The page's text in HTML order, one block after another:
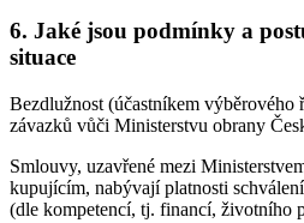
6. Jaké jsou podmínky a
situace
Bezdlužnost (účastníkem výběrového
závazků vůči Ministerstvu obrany
Smlouvy, uzavřené mezi
kupujícím, nabývají platnosti
(dle kompetencí, tj. financí, životního